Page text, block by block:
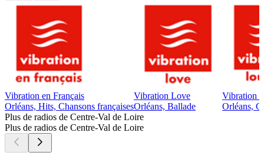
Vibration en Français
Orléans, Hits, Chansons françaises
Vibration Love
Orléans, Ballade
Vibration
Orléans,
Plus de radios de Centre-Val de Loire
Plus de radios de Centre-Val de Loire